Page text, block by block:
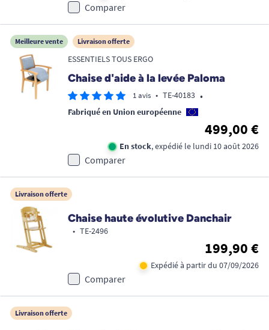
Comparer
Meilleure vente Livraison offerte
ESSENTIELS TOUS ERGO
Chaise d'aide à la levée Paloma
1 avis • TE-40183 •
Fabriqué en Union européenne
499,00 €
En stock, expédié le lundi 10 août 2026
Comparer
Livraison offerte
Chaise haute évolutive Danchair
• TE-2496
199,90 €
Expédié à partir du 07/09/2026
Comparer
Livraison offerte